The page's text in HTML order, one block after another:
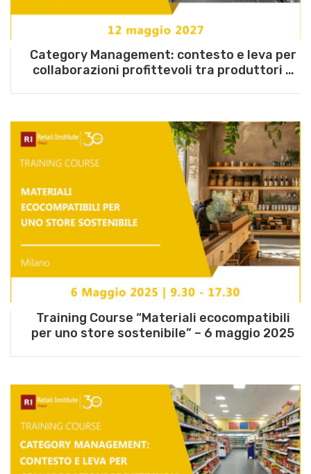
Category Management: contesto e leva per
collaborazioni profittevoli tra produttori e
Training Course “Materiali ecocompatibili
per uno store sostenibile” – 6 maggio 2025